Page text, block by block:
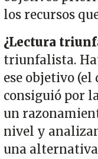
los recursos
¿Lectura
triunfalista.
ese objetivo (el
consiguió por
un
nivel y
una alternativa